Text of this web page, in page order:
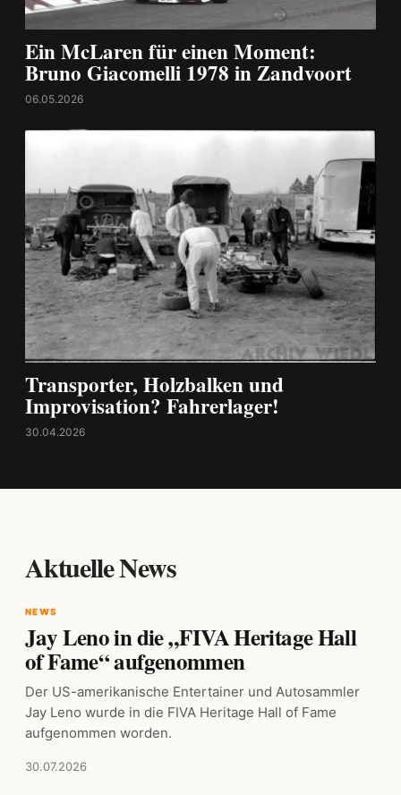
Ein McLaren für einen Moment:
Bruno Giacomelli 1978 in Zandvoort
06.05.2026
Transporter, Holzbalken und
Improvisation? Fahrerlager!
30.04.2026
Aktuelle News
NEWS
Jay Leno in die „FIVA Heritage Hall
of Fame“ aufgenommen
Der US-amerikanische Entertainer und Autosammler
Jay Leno wurde in die FIVA Heritage Hall of Fame
aufgenommen worden.
30.07.2026